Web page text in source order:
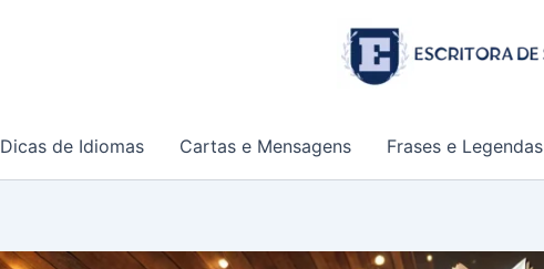
Dicas de Idiomas Cartas e Mensagens Frases e Legendas